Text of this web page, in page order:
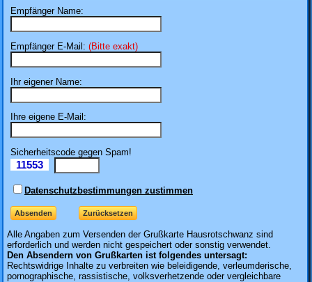
Empfänger Name:
Empfänger E-Mail: (Bitte exakt)
Ihr eigener Name:
Ihre eigene E-Mail:
Sicherheitscode gegen Spam!
11553
Datenschutzbestimmungen zustimmen
Alle Angaben zum Versenden der Grußkarte Hausrotschwanz sind
erforderlich und werden nicht gespeichert oder sonstig verwendet.
Den Absendern von Grußkarten ist folgendes untersagt:
Rechtswidrige Inhalte zu verbreiten wie beleidigende, verleumderische,
pornographische, rassistische, volksverhetzende oder vergleichbare